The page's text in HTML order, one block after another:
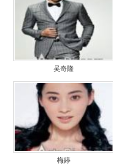
吴奇隆
梅婷